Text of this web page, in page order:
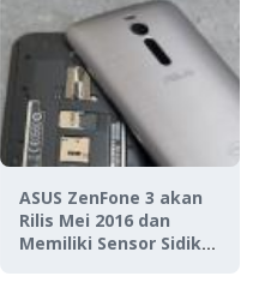
ASUS ZenFone 3 akan
Rilis Mei 2016 dan
Memiliki Sensor Sidik